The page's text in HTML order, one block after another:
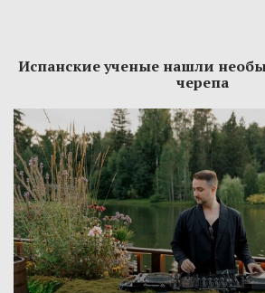
Испанские ученые нашли
черепа